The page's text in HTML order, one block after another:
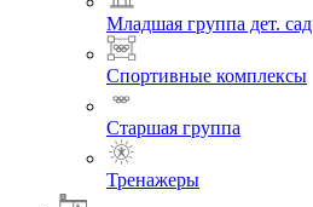
Младшая группа дет. сад
Спортивные комплексы
Старшая группа
Тренажеры